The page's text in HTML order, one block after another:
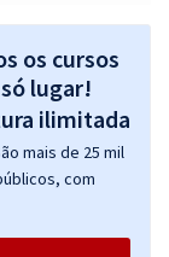
os cursos
lugar!
mais de 25 mil
com